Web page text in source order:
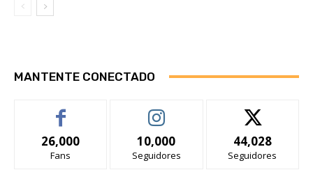
MANTENTE CONECTADO
26,000
Fans
10,000
Seguidores
44,028
Seguidores